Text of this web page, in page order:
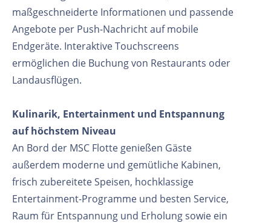
maßgeschneiderte Informationen und passende
Angebote per Push-Nachricht auf mobile
Endgeräte. Interaktive Touchscreens
ermöglichen die Buchung von Restaurants oder
Landausflügen.
Kulinarik, Entertainment und Entspannung
auf höchstem Niveau
An Bord der MSC Flotte genießen Gäste
außerdem moderne und gemütliche Kabinen,
frisch zubereitete Speisen, hochklassige
Entertainment-Programme und besten Service,
Raum für Entspannung und Erholung sowie ein